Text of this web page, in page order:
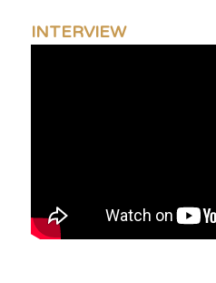
INTERVIEW